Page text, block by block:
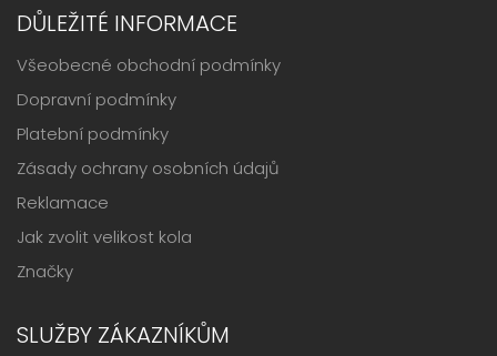
DŮLEŽITÉ INFORMACE
Všeobecné obchodní podmínky
Dopravní podmínky
Platební podmínky
Zásady ochrany osobních údajů
Reklamace
Jak zvolit velikost kola
Značky
SLUŽBY ZÁKAZNÍKŮM